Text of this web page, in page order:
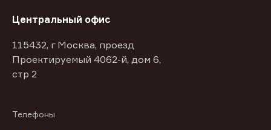
Центральный офис
115432, г Москва, проезд
Проектируемый 4062-й, дом 6,
стр 2
Телефоны